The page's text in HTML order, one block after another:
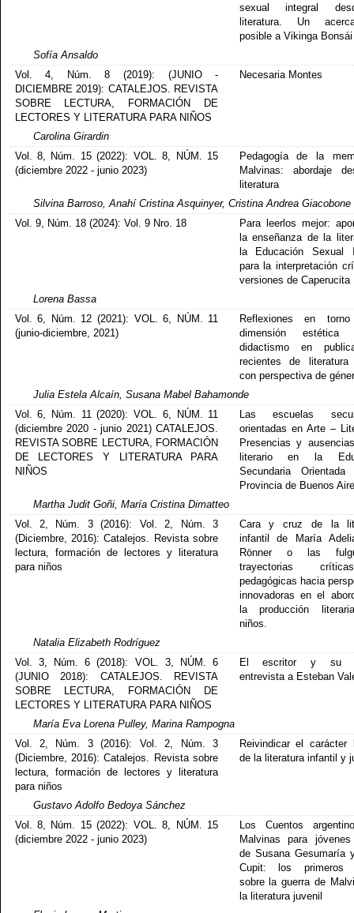
sexual integral
literatura. Un
posible a Vikinga Bonsái
Sofía Ansaldo
Vol. 4, Núm. 8 (2019): (JUNIO -
DICIEMBRE 2019): CATALEJOS. REVISTA
SOBRE LECTURA, FORMACIÓN DE
LECTORES Y LITERATURA PARA NIÑOS
Necesaria Montes
Carolina Girardin
Vol. 8, Núm. 15 (2022): VOL. 8, NÚM. 15
(diciembre 2022 - junio 2023)
Pedagogía de la
Malvinas: abordaje
literatura
Silvina Barroso, Anahí Cristina Asquinyer, Cristina Andrea Giacobone
Vol. 9, Núm. 18 (2024): Vol. 9 Nro. 18
Para leerlos mejor:
la enseñanza de la
la Educación Sexual
para la interpretación
versiones de Caperucita
Lorena Bassa
Vol. 6, Núm. 12 (2021): VOL. 6, NÚM. 11
(junio-diciembre, 2021)
Reflexiones en
dimensión
didactismo en
recientes de literatura
con perspectiva de
Julia Estela Alcaín, Susana Mabel Bahamonde
Vol. 6, Núm. 11 (2020): VOL. 6, NÚM. 11
(diciembre 2020 - junio 2021) CATALEJOS.
REVISTA SOBRE LECTURA, FORMACIÓN
DE LECTORES Y LITERATURA PARA
NIÑOS
Las escuelas
orientadas en Arte –
Presencias y
literario en la
Secundaria
Provincia de Buenos
Martha Judit Goñi, María Cristina Dimatteo
Vol. 2, Núm. 3 (2016): Vol. 2, Núm. 3
(Diciembre, 2016): Catalejos. Revista sobre
lectura, formación de lectores y literatura
para niños
Cara y cruz de la
infantil de María
Rönner o las
trayectorias
pedagógicas hacia
innovadoras en el
la producción
niños.
Natalia Elizabeth Rodríguez
Vol. 3, Núm. 6 (2018): VOL. 3, NÚM. 6
(JUNIO 2018): CATALEJOS. REVISTA
SOBRE LECTURA, FORMACIÓN DE
LECTORES Y LITERATURA PARA NIÑOS
El escritor y su
entrevista a Esteban
María Eva Lorena Pulley, Marina Rampogna
Vol. 2, Núm. 3 (2016): Vol. 2, Núm. 3
(Diciembre, 2016): Catalejos. Revista sobre
lectura, formación de lectores y literatura
para niños
Reivindicar el carácter
de la literatura infantil y
Gustavo Adolfo Bedoya Sánchez
Vol. 8, Núm. 15 (2022): VOL. 8, NÚM. 15
(diciembre 2022 - junio 2023)
Los Cuentos
Malvinas para jóvenes
de Susana Gesumaría
Cupit: los primeros
sobre la guerra de
la literatura juvenil